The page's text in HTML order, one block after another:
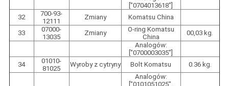
["0704013618"]
32
700-93-
12111
Zmiany Komatsu China
33
07000-
13035
Zmiany
O-ring Komatsu
China
00,03 kg.
Analogów:
["0700003035"]
34
01010-
81025
Wyroby z cytryny Bolt Komatsu
0.36 kg.
Analogów:
["0101051025",